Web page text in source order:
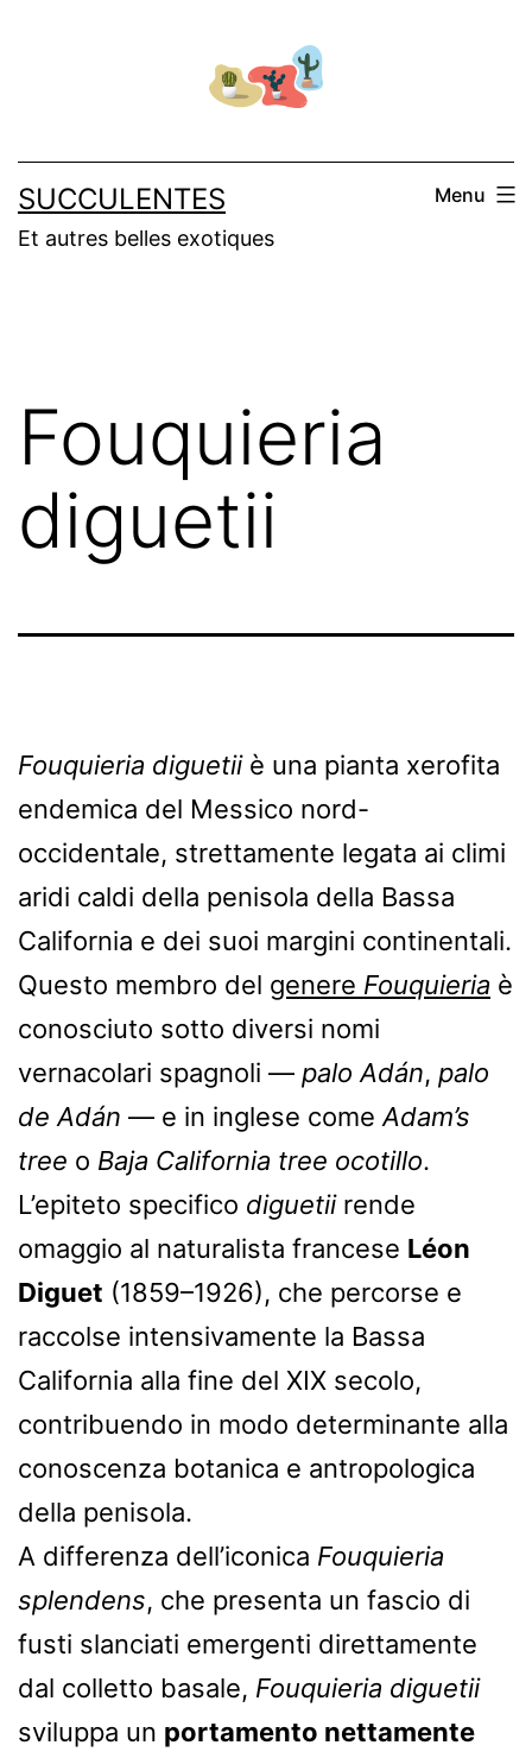
SUCCULENTES
Et autres belles exotiques
Menu
Fouquieria
diguetii
Fouquieria diguetiiè una pianta xerofita
endemica del Messico nord-
occidentale, strettamente legata ai climi
aridi caldi della penisola della Bassa
California e dei suoi margini continentali.
Questo membro del genere Fouquieria è
conosciuto sotto diversi nomi
vernacolari spagnoli — palo Adán, palo
de Adán — e in inglese come Adam’s
tree o Baja California tree ocotillo.
L’epiteto specifico diguetiirende
omaggio al naturalista francese Léon
Diguet (1859–1926), che percorse e
raccolse intensivamente la Bassa
California alla fine del XIX secolo,
contribuendo in modo determinante alla
conoscenza botanica e antropologica
della penisola.
A differenza dell’iconica Fouquieria
splendens, che presenta un fascio di
fusti slanciati emergenti direttamente
dal colletto basale, Fouquieria diguetii
sviluppa un portamento nettamente